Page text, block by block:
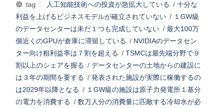
🟢 tag :
人工知能技術への投資が急拡大している / 十分な
利益を上げるビジネスモデルが確立されていない / １GW級
のデータセンターは未だ１つも完成していない / 最大100万
個近くのGPUが倉庫に滞留している / NVIDIAのデータセン
ター向け粗利益率は７割を超える / TSMCは最先端分野で９
割以上のシェアを握る / データセンターの土地からの建設に
は３年の期間を要する / 発表された施設が実際に稼働するの
は2029年以降となる / １GW級の施設は原子力発電所１基分
の電力を消費する / 数万人分の消費量に匹敵する冷却水が必